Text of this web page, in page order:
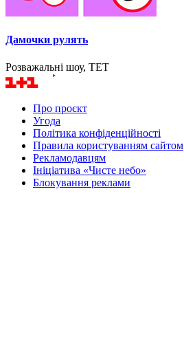
Дамочки рулять
Розважальні шоу, ТЕТ
Про проєкт
Угода
Політика конфіденційності
Правила користуванням сайтом
Рекламодавцям
Ініціатива «Чисте небо»
Блокування реклами